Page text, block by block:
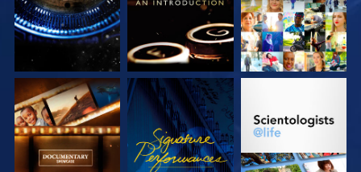
SERIE
ENTDECKEN
ANSEHEN
SERIE